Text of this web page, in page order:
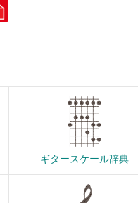
ギタースケール辞典